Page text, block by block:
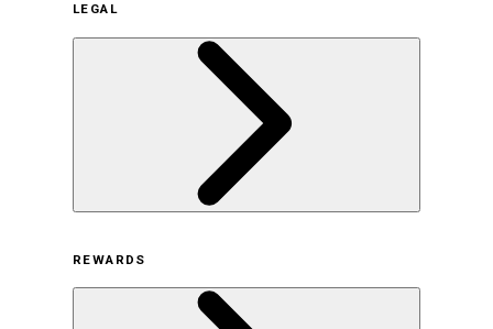
サステナビリティの取り組み（日本）
サステナビリティの取り組み（米国/英語）
ヒストリー
採用情報
LEGAL
オンラインストア利用規約
プライバシーポリシー
REWARDS